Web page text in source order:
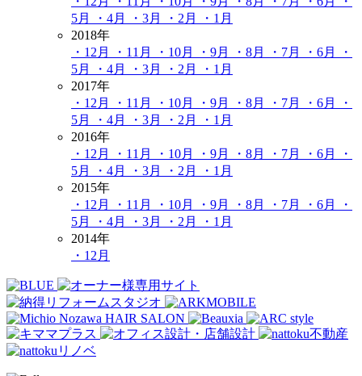
5月
・4月 ・3月 ・2月
・1月
2018年
・12月
・11月 ・10月 ・9月 ・8月 ・7月 ・6月
・
5月
・4月 ・3月 ・2月
・1月
2017年
・12月
・11月 ・10月 ・9月 ・8月 ・7月 ・6月
・
5月
・4月 ・3月 ・2月
・1月
2016年
・12月
・11月 ・10月 ・9月 ・8月 ・7月 ・6月
・
5月
・4月 ・3月 ・2月
・1月
2015年
・12月
・11月 ・10月 ・9月 ・8月 ・7月 ・6月
・
5月
・4月 ・3月 ・2月
・1月
2014年
・12月